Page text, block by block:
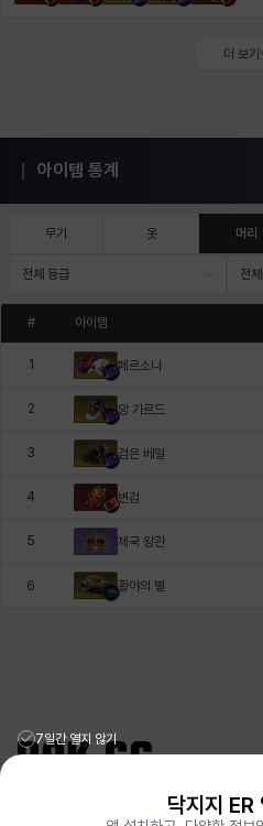
더 보기
아이템 통계
무기 옷 머리
전체 등급 전
# 아이템
1 페르소나
2 앙 가르드
3 검은 베일
4 변검
5 제국 왕관
6 황야의 별
리그오브레전드 전적검색 포로지지
7일간 열지 않기
닥지지 ER